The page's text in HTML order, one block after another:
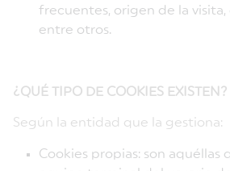
frecuentes, origen de la visita,
entre otros.
¿QUÉ TIPO DE COOKIES EXISTEN?
Según la entidad que la gestiona:
Cookies propias: son aquéllas